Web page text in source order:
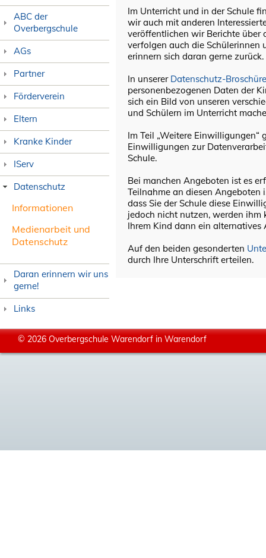
ABC der
Overbergschule
AGs
Partner
Förderverein
Eltern
Kranke Kinder
IServ
Datenschutz
Informationen
Medienarbeit und
Datenschutz
Daran erinnern wir uns
gerne!
Links
Im Unterricht und in der Schule
wir auch mit anderen
veröffentlichen wir Berichte über
verfolgen auch die Schülerinnen
erinnern sich daran gerne zurück.
In unserer Datenschutz-
personenbezogenen Daten der
sich ein Bild von unseren
und Schülern im Unterricht
Im Teil „Weitere Einwilligungen“
Einwilligungen zur
Schule.
Bei manchen Angeboten ist es
Teilnahme an diesen
dass Sie der Schule diese
jedoch nicht nutzen, werden ihm
Ihrem Kind dann ein alternatives
Auf den beiden gesonderten
durch Ihre Unterschrift erteilen.
© 2026 Overbergschule Warendorf in Warendorf